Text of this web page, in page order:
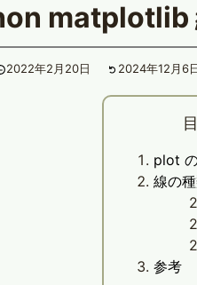
matplotlib
2022年2月20日 2024年12月6
plot
線の
参考